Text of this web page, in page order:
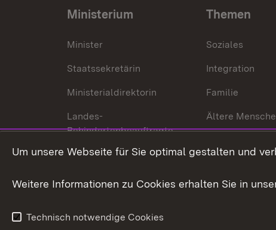
Ministerium
Minister
Staatssekretärin
Ministerialdirektorin
Landes-
Behindertenbeauftragte
Bürgerreferent
Karriere
Themen
Soziales
Integration
Familie
Ältere
Behinderungen
Um unsere Webseite für Sie optimal gestalten und
Weitere Informationen zu Cookies erhalten Sie in
Technisch notwendige Cookies